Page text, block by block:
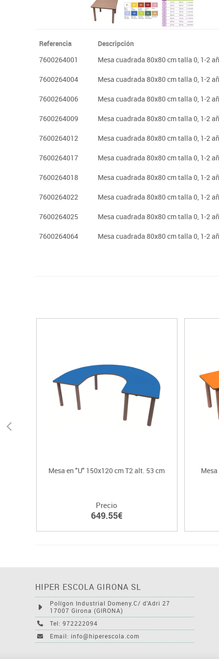
Referencia Descripción
7600264001
Mesa cuadrada 80x80 cm talla 0, 1-2
7600264004 Mesa cuadrada 80x80 cm talla 0, 1-2
7600264006 Mesa cuadrada 80x80 cm talla 0, 1-2
7600264009 Mesa cuadrada 80x80 cm talla 0, 1-2
7600264012 Mesa cuadrada 80x80 cm talla 0, 1-2
7600264017 Mesa cuadrada 80x80 cm talla 0, 1-2
7600264018 Mesa cuadrada 80x80 cm talla 0, 1-2
7600264022 Mesa cuadrada 80x80 cm talla 0, 1-2
7600264025 Mesa cuadrada 80x80 cm talla 0, 1-2
7600264064 Mesa cuadrada 80x80 cm talla 0, 1-2
Mesa en "U" 150x120 cm T2 alt. 53 cm
Precio
649.55€
HIPER ESCOLA GIRONA SL
Polígon Industrial Domeny.C/ d'Adri 27
17007 Girona (GIRONA)
Tel: 972222094
Email: info@hiperescola.com